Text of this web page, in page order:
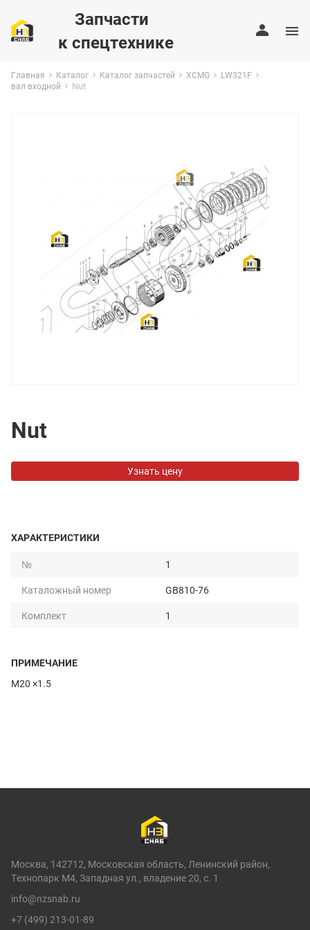
Запчасти
к спецтехнике
Главная Каталог Каталог запчастей XCMG
LW321F
вал входной
Nut
Nut
Узнать цену
ХАРАКТЕРИСТИКИ
№
1
Каталожный номер
GB810-76
Комплект
1
ПРИМЕЧАНИЕ
M20 ×1.5
Москва, 142712, Московская область, Ленинский район,
Технопарк М4, Западная ул., владение 20, с. 1
info@nzsnab.ru
+7 (499) 213-01-89